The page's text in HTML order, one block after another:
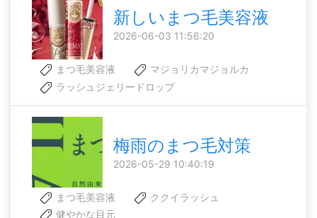
新しいまつ毛美容液
2026-06-03 11:56:20
まつ毛美容液
マジョリカマジョルカ
ラッシュジェリードロップ
梅雨のまつ毛対策
2026-05-29 10:40:19
まつ毛美容液
ククイラッシュ
健やかな目元